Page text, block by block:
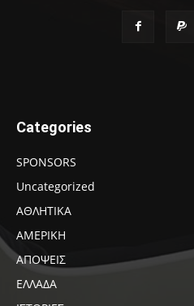
Categories
SPONSORS
Uncategorized
ΑΘΛΗΤΙΚΑ
ΑΜΕΡΙΚΗ
ΑΠΟΨΕΙΣ
ΕΛΛΑΔΑ